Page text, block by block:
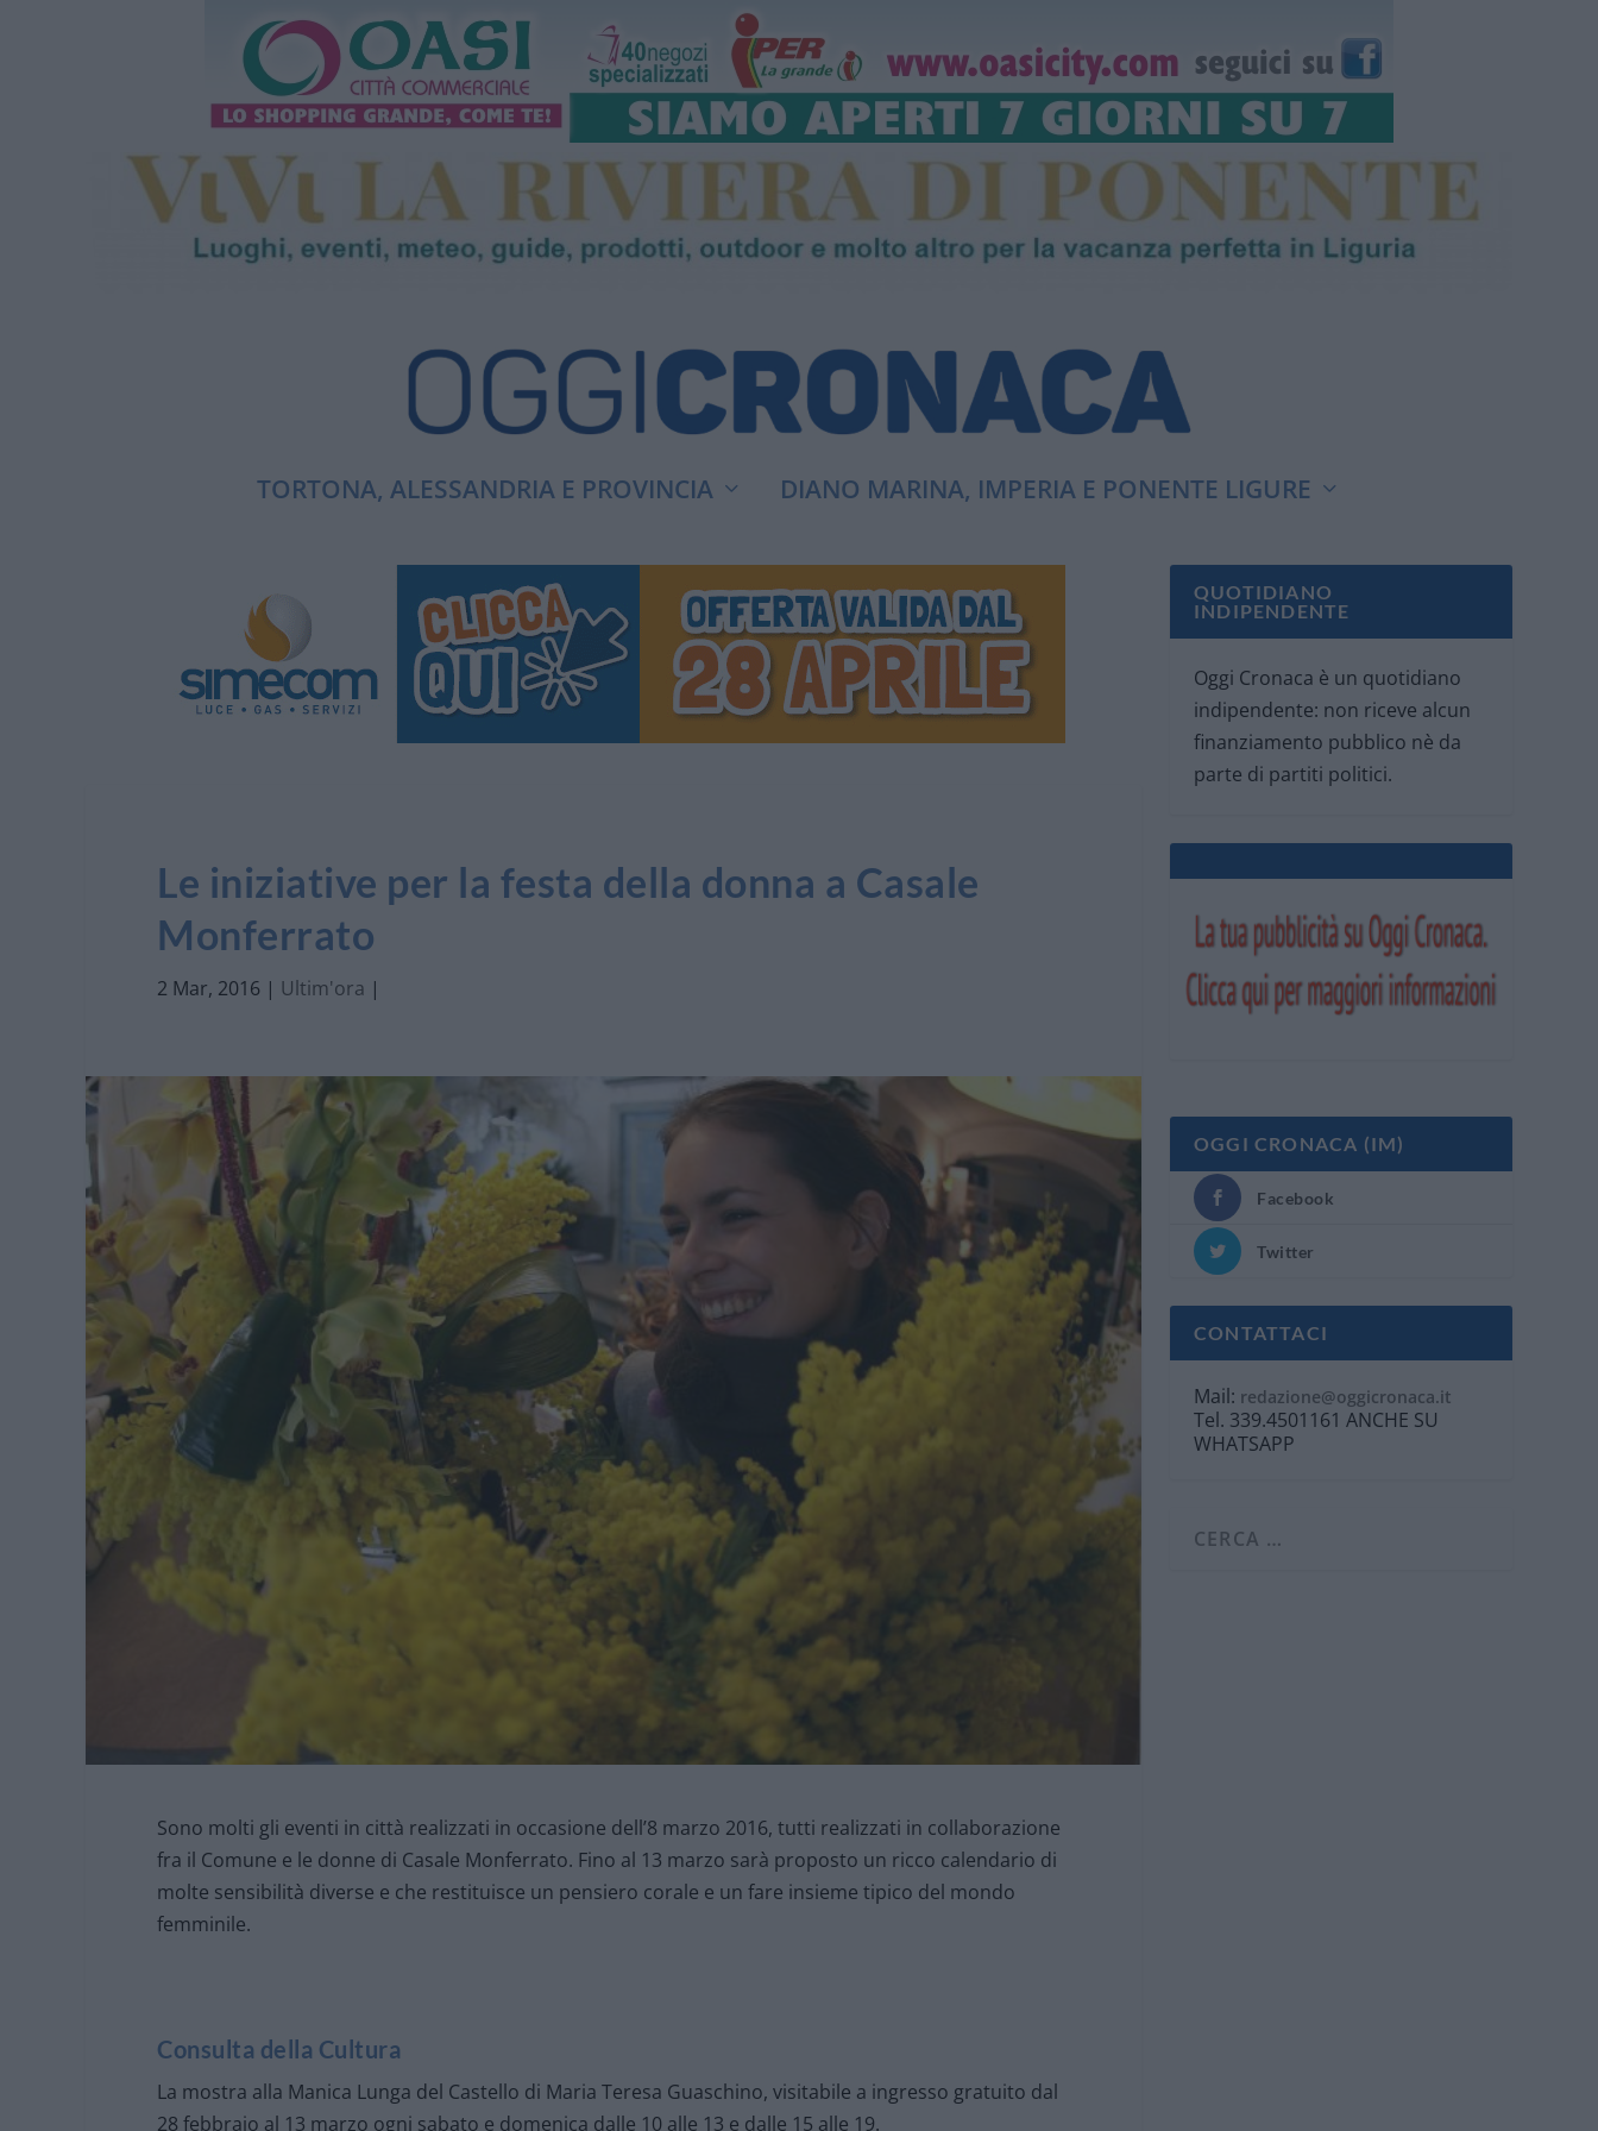
TORTONA, ALESSANDRIA E PROVINCIA DIANO MARINA, IMPERIA E PONENTE LIGURE
Le iniziative per la festa della donna a Casale
Monferrato
2 Mar, 2016 | Ultim'ora |
Sono molti gli eventi in città realizzati in occasione dell’8 marzo 2016, tutti realizzati in collaborazione
fra il Comune e le donne di Casale Monferrato. Fino al 13 marzo sarà proposto un ricco calendario di
molte sensibilità diverse e che restituisce un pensiero corale e un fare insieme tipico del mondo
femminile.
Consulta della Cultura
La mostra alla Manica Lunga del Castello di Maria Teresa Guaschino, visitabile a ingresso gratuito dal
28 febbraio al 13 marzo ogni sabato e domenica dalle 10 alle 13 e dalle 15 alle 19.
QUOTIDIANO
INDIPENDENTE
Oggi Cronaca è un quotidiano
indipendente: non riceve alcun
finanziamento pubblico nè da
parte di partiti politici.
OGGI CRONACA (IM)
Facebook
Twitter
CONTATTACI
Mail: redazione@oggicronaca.it
Tel. 339.4501161 ANCHE SU
WHATSAPP